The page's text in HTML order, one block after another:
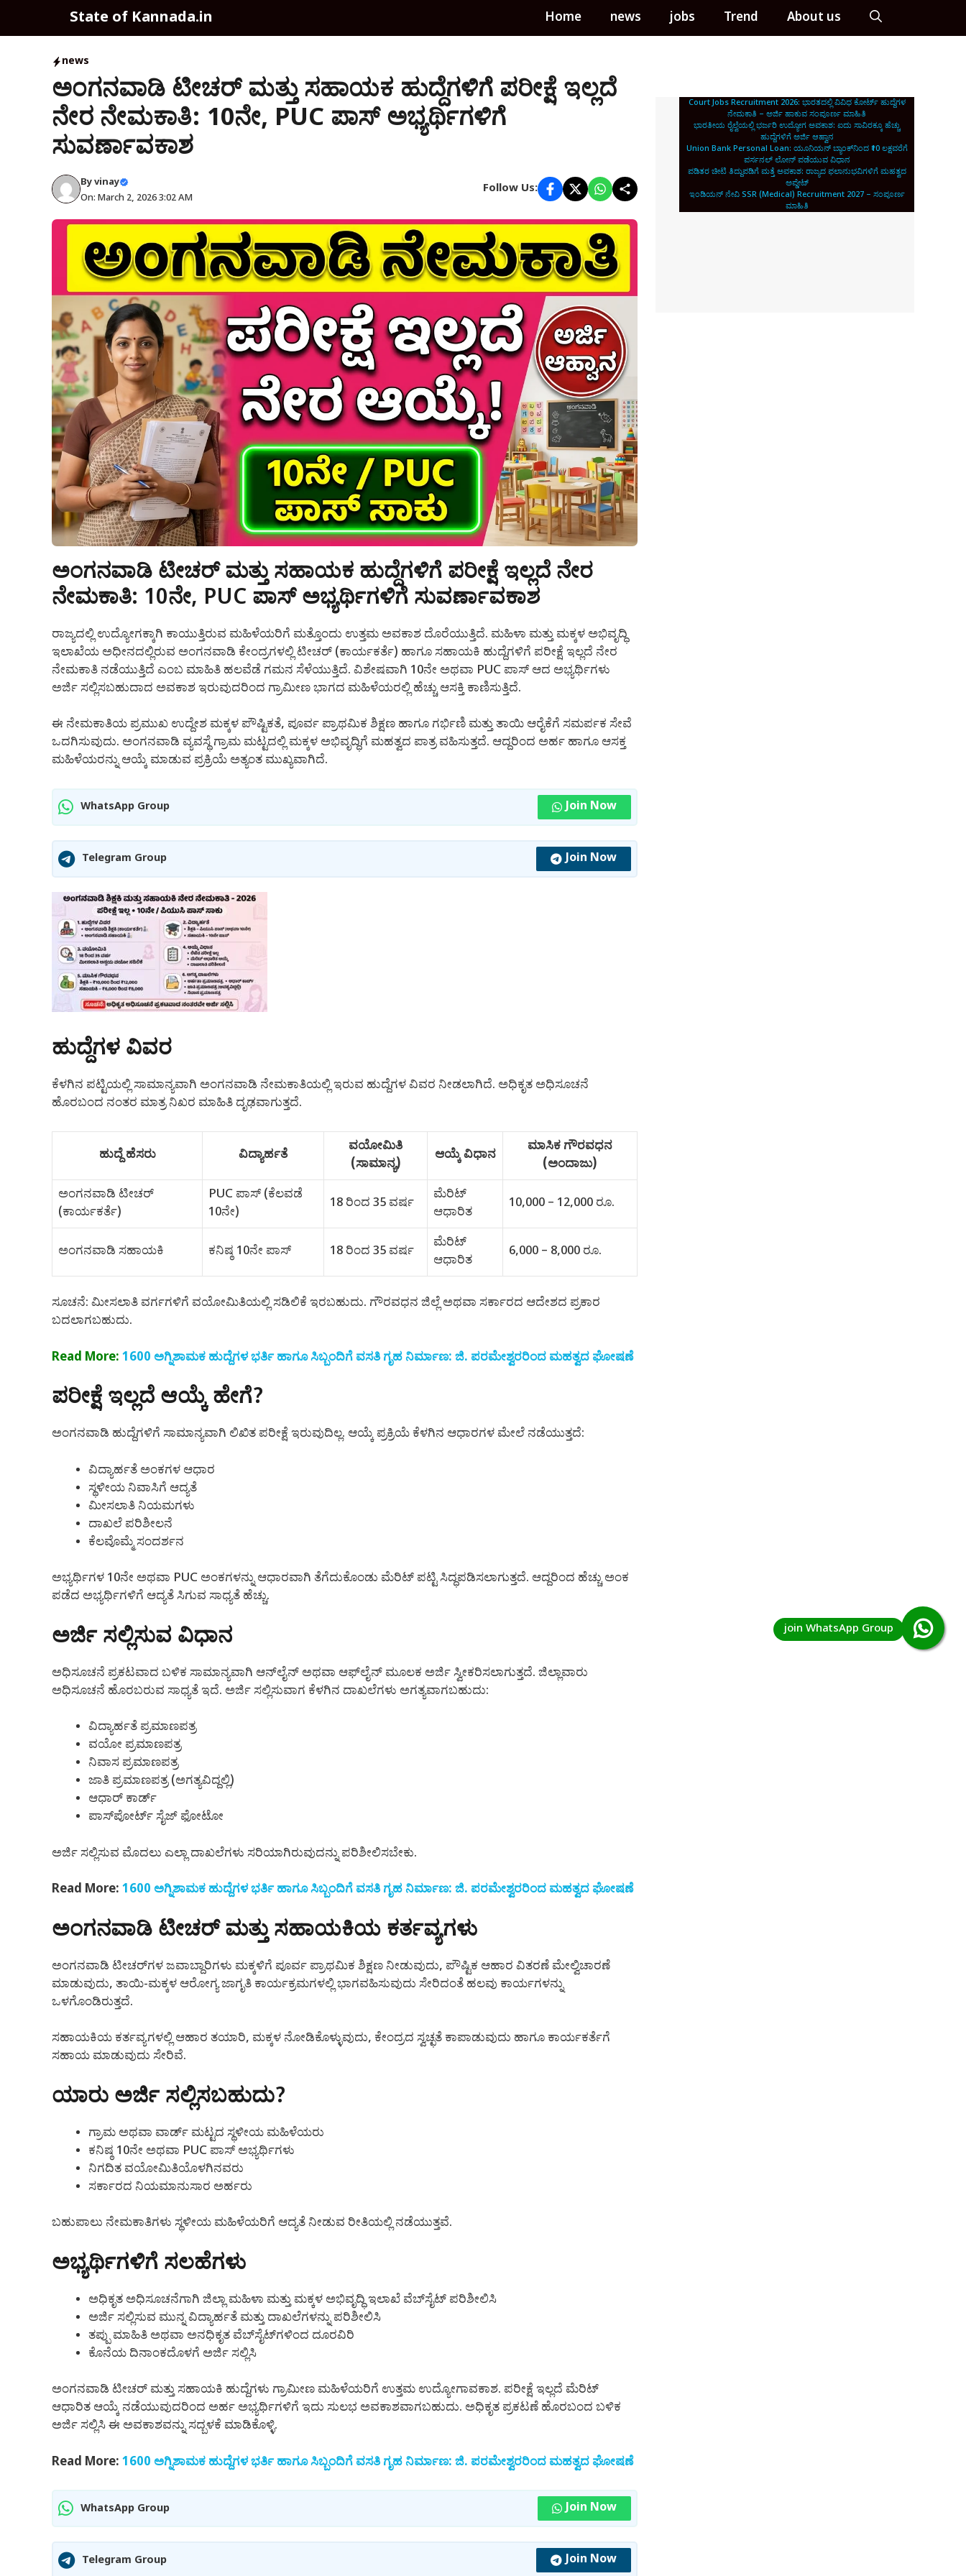
State of Kannada.in Home news jobs Trend About us
news
ಅಂಗನವಾಡಿ ಟೀಚರ್ ಮತ್ತು ಸಹಾಯಕ ಹುದ್ದೆಗಳಿಗೆ ಪರೀಕ್ಷೆ ಇಲ್ಲದೆ
ನೇರ ನೇಮಕಾತಿ: 10ನೇ, PUC ಪಾಸ್ ಅಭ್ಯರ್ಥಿಗಳಿಗೆ
ಸುವರ್ಣಾವಕಾಶ
Byvinay
On: March 2, 2026 3:02 AM
Follow Us:
ಅಂಗನವಾಡಿ ಟೀಚರ್ ಮತ್ತು ಸಹಾಯಕ ಹುದ್ದೆಗಳಿಗೆ ಪರೀಕ್ಷೆ ಇಲ್ಲದೆ ನೇರ
ನೇಮಕಾತಿ: 10ನೇ, PUC ಪಾಸ್ ಅಭ್ಯರ್ಥಿಗಳಿಗೆ ಸುವರ್ಣಾವಕಾಶ
ರಾಜ್ಯದಲ್ಲಿ ಉದ್ಯೋಗಕ್ಕಾಗಿ ಕಾಯುತ್ತಿರುವ ಮಹಿಳೆಯರಿಗೆ ಮತ್ತೊಂದು ಉತ್ತಮ ಅವಕಾಶ ದೊರೆಯುತ್ತಿದೆ. ಮಹಿಳಾ ಮತ್ತು ಮಕ್ಕಳ ಅಭಿವೃದ್ಧಿ
ಇಲಾಖೆಯ ಅಧೀನದಲ್ಲಿರುವ ಅಂಗನವಾಡಿ ಕೇಂದ್ರಗಳಲ್ಲಿ ಟೀಚರ್ (ಕಾರ್ಯಕರ್ತೆ) ಹಾಗೂ ಸಹಾಯಕಿ ಹುದ್ದೆಗಳಿಗೆ ಪರೀಕ್ಷೆ ಇಲ್ಲದೆ ನೇರ
ನೇಮಕಾತಿ ನಡೆಯುತ್ತಿದೆ ಎಂಬ ಮಾಹಿತಿ ಹಲವೆಡೆ ಗಮನ ಸೆಳೆಯುತ್ತಿದೆ. ವಿಶೇಷವಾಗಿ 10ನೇ ಅಥವಾ PUC ಪಾಸ್ ಆದ ಅಭ್ಯರ್ಥಿಗಳು
ಅರ್ಜಿ ಸಲ್ಲಿಸಬಹುದಾದ ಅವಕಾಶ ಇರುವುದರಿಂದ ಗ್ರಾಮೀಣ ಭಾಗದ ಮಹಿಳೆಯರಲ್ಲಿ ಹೆಚ್ಚು ಆಸಕ್ತಿ ಕಾಣಿಸುತ್ತಿದೆ.
ಈ ನೇಮಕಾತಿಯ ಪ್ರಮುಖ ಉದ್ದೇಶ ಮಕ್ಕಳ ಪೌಷ್ಟಿಕತೆ, ಪೂರ್ವ ಪ್ರಾಥಮಿಕ ಶಿಕ್ಷಣ ಹಾಗೂ ಗರ್ಭಿಣಿ ಮತ್ತು ತಾಯಿ ಆರೈಕೆಗೆ ಸಮರ್ಪಕ ಸೇವೆ
ಒದಗಿಸುವುದು. ಅಂಗನವಾಡಿ ವ್ಯವಸ್ಥೆ ಗ್ರಾಮ ಮಟ್ಟದಲ್ಲಿ ಮಕ್ಕಳ ಅಭಿವೃದ್ಧಿಗೆ ಮಹತ್ವದ ಪಾತ್ರ ವಹಿಸುತ್ತದೆ. ಆದ್ದರಿಂದ ಅರ್ಹ ಹಾಗೂ ಆಸಕ್ತ
ಮಹಿಳೆಯರನ್ನು ಆಯ್ಕೆ ಮಾಡುವ ಪ್ರಕ್ರಿಯೆ ಅತ್ಯಂತ ಮುಖ್ಯವಾಗಿದೆ.
WhatsApp Group Join Now
Telegram Group Join Now
ಹುದ್ದೆಗಳ ವಿವರ
ಕೆಳಗಿನ ಪಟ್ಟಿಯಲ್ಲಿ ಸಾಮಾನ್ಯವಾಗಿ ಅಂಗನವಾಡಿ ನೇಮಕಾತಿಯಲ್ಲಿ ಇರುವ ಹುದ್ದೆಗಳ ವಿವರ ನೀಡಲಾಗಿದೆ. ಅಧಿಕೃತ ಅಧಿಸೂಚನೆ
ಹೊರಬಂದ ನಂತರ ಮಾತ್ರ ನಿಖರ ಮಾಹಿತಿ ದೃಢವಾಗುತ್ತದೆ.
ಹುದ್ದೆ ಹೆಸರು ವಿದ್ಯಾರ್ಹತೆ
ವಯೋಮಿತಿ
(ಸಾಮಾನ್ಯ)
ಆಯ್ಕೆ ವಿಧಾನ
ಮಾಸಿಕ ಗೌರವಧನ
(ಅಂದಾಜು)
ಅಂಗನವಾಡಿ ಟೀಚರ್
(ಕಾರ್ಯಕರ್ತೆ)
PUC ಪಾಸ್ (ಕೆಲವಡೆ
10ನೇ)
18 ರಿಂದ 35 ವರ್ಷ
ಮೆರಿಟ್
ಆಧಾರಿತ
10,000 – 12,000 ರೂ.
ಅಂಗನವಾಡಿ ಸಹಾಯಕಿ ಕನಿಷ್ಠ 10ನೇ ಪಾಸ್ 18 ರಿಂದ 35 ವರ್ಷ
ಮೆರಿಟ್
ಆಧಾರಿತ
6,000 – 8,000 ರೂ.
ಸೂಚನೆ: ಮೀಸಲಾತಿ ವರ್ಗಗಳಿಗೆ ವಯೋಮಿತಿಯಲ್ಲಿ ಸಡಿಲಿಕೆ ಇರಬಹುದು. ಗೌರವಧನ ಜಿಲ್ಲೆ ಅಥವಾ ಸರ್ಕಾರದ ಆದೇಶದ ಪ್ರಕಾರ
ಬದಲಾಗಬಹುದು.
Read More: 1600 ಅಗ್ನಿಶಾಮಕ ಹುದ್ದೆಗಳ ಭರ್ತಿ ಹಾಗೂ ಸಿಬ್ಬಂದಿಗೆ ವಸತಿ ಗೃಹ ನಿರ್ಮಾಣ: ಜಿ. ಪರಮೇಶ್ವರರಿಂದ ಮಹತ್ವದ ಘೋಷಣೆ
ಪರೀಕ್ಷೆ ಇಲ್ಲದೆ ಆಯ್ಕೆ ಹೇಗೆ?
ಅಂಗನವಾಡಿ ಹುದ್ದೆಗಳಿಗೆ ಸಾಮಾನ್ಯವಾಗಿ ಲಿಖಿತ ಪರೀಕ್ಷೆ ಇರುವುದಿಲ್ಲ. ಆಯ್ಕೆ ಪ್ರಕ್ರಿಯೆ ಕೆಳಗಿನ ಆಧಾರಗಳ ಮೇಲೆ ನಡೆಯುತ್ತದೆ:
ವಿದ್ಯಾರ್ಹತೆ ಅಂಕಗಳ ಆಧಾರ
ಸ್ಥಳೀಯ ನಿವಾಸಿಗೆ ಆದ್ಯತೆ
ಮೀಸಲಾತಿ ನಿಯಮಗಳು
ದಾಖಲೆ ಪರಿಶೀಲನೆ
ಕೆಲವೊಮ್ಮೆ ಸಂದರ್ಶನ
ಅಭ್ಯರ್ಥಿಗಳ 10ನೇ ಅಥವಾ PUC ಅಂಕಗಳನ್ನು ಆಧಾರವಾಗಿ ತೆಗೆದುಕೊಂಡು ಮೆರಿಟ್ ಪಟ್ಟಿ ಸಿದ್ಧಪಡಿಸಲಾಗುತ್ತದೆ. ಆದ್ದರಿಂದ ಹೆಚ್ಚು ಅಂಕ
ಪಡೆದ ಅಭ್ಯರ್ಥಿಗಳಿಗೆ ಆದ್ಯತೆ ಸಿಗುವ ಸಾಧ್ಯತೆ ಹೆಚ್ಚು.
ಅರ್ಜಿ ಸಲ್ಲಿಸುವ ವಿಧಾನ
ಅಧಿಸೂಚನೆ ಪ್ರಕಟವಾದ ಬಳಿಕ ಸಾಮಾನ್ಯವಾಗಿ ಆನ್‌ಲೈನ್ ಅಥವಾ ಆಫ್‌ಲೈನ್ ಮೂಲಕ ಅರ್ಜಿ ಸ್ವೀಕರಿಸಲಾಗುತ್ತದೆ. ಜಿಲ್ಲಾವಾರು
ಅಧಿಸೂಚನೆ ಹೊರಬರುವ ಸಾಧ್ಯತೆ ಇದೆ. ಅರ್ಜಿ ಸಲ್ಲಿಸುವಾಗ ಕೆಳಗಿನ ದಾಖಲೆಗಳು ಅಗತ್ಯವಾಗಬಹುದು:
ವಿದ್ಯಾರ್ಹತೆ ಪ್ರಮಾಣಪತ್ರ
ವಯೋ ಪ್ರಮಾಣಪತ್ರ
ನಿವಾಸ ಪ್ರಮಾಣಪತ್ರ
ಜಾತಿ ಪ್ರಮಾಣಪತ್ರ (ಅಗತ್ಯವಿದ್ದಲ್ಲಿ)
ಆಧಾರ್ ಕಾರ್ಡ್
ಪಾಸ್‌ಪೋರ್ಟ್ ಸೈಜ್ ಫೋಟೋ
ಅರ್ಜಿ ಸಲ್ಲಿಸುವ ಮೊದಲು ಎಲ್ಲಾ ದಾಖಲೆಗಳು ಸರಿಯಾಗಿರುವುದನ್ನು ಪರಿಶೀಲಿಸಬೇಕು.
Read More: 1600 ಅಗ್ನಿಶಾಮಕ ಹುದ್ದೆಗಳ ಭರ್ತಿ ಹಾಗೂ ಸಿಬ್ಬಂದಿಗೆ ವಸತಿ ಗೃಹ ನಿರ್ಮಾಣ: ಜಿ. ಪರಮೇಶ್ವರರಿಂದ ಮಹತ್ವದ ಘೋಷಣೆ
ಅಂಗನವಾಡಿ ಟೀಚರ್ ಮತ್ತು ಸಹಾಯಕಿಯ ಕರ್ತವ್ಯಗಳು
ಅಂಗನವಾಡಿ ಟೀಚರ್‌ಗಳ ಜವಾಬ್ದಾರಿಗಳು ಮಕ್ಕಳಿಗೆ ಪೂರ್ವ ಪ್ರಾಥಮಿಕ ಶಿಕ್ಷಣ ನೀಡುವುದು, ಪೌಷ್ಟಿಕ ಆಹಾರ ವಿತರಣೆ ಮೇಲ್ವಿಚಾರಣೆ
ಮಾಡುವುದು, ತಾಯಿ-ಮಕ್ಕಳ ಆರೋಗ್ಯ ಜಾಗೃತಿ ಕಾರ್ಯಕ್ರಮಗಳಲ್ಲಿ ಭಾಗವಹಿಸುವುದು ಸೇರಿದಂತೆ ಹಲವು ಕಾರ್ಯಗಳನ್ನು
ಒಳಗೊಂಡಿರುತ್ತದೆ.
ಸಹಾಯಕಿಯ ಕರ್ತವ್ಯಗಳಲ್ಲಿ ಆಹಾರ ತಯಾರಿ, ಮಕ್ಕಳ ನೋಡಿಕೊಳ್ಳುವುದು, ಕೇಂದ್ರದ ಸ್ವಚ್ಛತೆ ಕಾಪಾಡುವುದು ಹಾಗೂ ಕಾರ್ಯಕರ್ತೆಗೆ
ಸಹಾಯ ಮಾಡುವುದು ಸೇರಿವೆ.
ಯಾರು ಅರ್ಜಿ ಸಲ್ಲಿಸಬಹುದು?
ಗ್ರಾಮ ಅಥವಾ ವಾರ್ಡ್ ಮಟ್ಟದ ಸ್ಥಳೀಯ ಮಹಿಳೆಯರು
ಕನಿಷ್ಠ 10ನೇ ಅಥವಾ PUC ಪಾಸ್ ಅಭ್ಯರ್ಥಿಗಳು
ನಿಗದಿತ ವಯೋಮಿತಿಯೊಳಗಿನವರು
ಸರ್ಕಾರದ ನಿಯಮಾನುಸಾರ ಅರ್ಹರು
ಬಹುಪಾಲು ನೇಮಕಾತಿಗಳು ಸ್ಥಳೀಯ ಮಹಿಳೆಯರಿಗೆ ಆದ್ಯತೆ ನೀಡುವ ರೀತಿಯಲ್ಲಿ ನಡೆಯುತ್ತವೆ.
ಅಭ್ಯರ್ಥಿಗಳಿಗೆ ಸಲಹೆಗಳು
ಅಧಿಕೃತ ಅಧಿಸೂಚನೆಗಾಗಿ ಜಿಲ್ಲಾ ಮಹಿಳಾ ಮತ್ತು ಮಕ್ಕಳ ಅಭಿವೃದ್ಧಿ ಇಲಾಖೆ ವೆಬ್‌ಸೈಟ್ ಪರಿಶೀಲಿಸಿ
ಅರ್ಜಿ ಸಲ್ಲಿಸುವ ಮುನ್ನ ವಿದ್ಯಾರ್ಹತೆ ಮತ್ತು ದಾಖಲೆಗಳನ್ನು ಪರಿಶೀಲಿಸಿ
ತಪ್ಪು ಮಾಹಿತಿ ಅಥವಾ ಅನಧಿಕೃತ ವೆಬ್‌ಸೈಟ್‌ಗಳಿಂದ ದೂರವಿರಿ
ಕೊನೆಯ ದಿನಾಂಕದೊಳಗೆ ಅರ್ಜಿ ಸಲ್ಲಿಸಿ
ಅಂಗನವಾಡಿ ಟೀಚರ್ ಮತ್ತು ಸಹಾಯಕಿ ಹುದ್ದೆಗಳು ಗ್ರಾಮೀಣ ಮಹಿಳೆಯರಿಗೆ ಉತ್ತಮ ಉದ್ಯೋಗಾವಕಾಶ. ಪರೀಕ್ಷೆ ಇಲ್ಲದೆ ಮೆರಿಟ್
ಆಧಾರಿತ ಆಯ್ಕೆ ನಡೆಯುವುದರಿಂದ ಅರ್ಹ ಅಭ್ಯರ್ಥಿಗಳಿಗೆ ಇದು ಸುಲಭ ಅವಕಾಶವಾಗಬಹುದು. ಅಧಿಕೃತ ಪ್ರಕಟಣೆ ಹೊರಬಂದ ಬಳಿಕ
ಅರ್ಜಿ ಸಲ್ಲಿಸಿ ಈ ಅವಕಾಶವನ್ನು ಸದ್ಬಳಕೆ ಮಾಡಿಕೊಳ್ಳಿ.
Read More: 1600 ಅಗ್ನಿಶಾಮಕ ಹುದ್ದೆಗಳ ಭರ್ತಿ ಹಾಗೂ ಸಿಬ್ಬಂದಿಗೆ ವಸತಿ ಗೃಹ ನಿರ್ಮಾಣ: ಜಿ. ಪರಮೇಶ್ವರರಿಂದ ಮಹತ್ವದ ಘೋಷಣೆ
WhatsApp Group Join Now
Telegram Group Join Now
Court Jobs Recruitment 2026: ಭಾರತದಲ್ಲಿ ವಿವಿಧ ಕೋರ್ಟ್ ಹುದ್ದೆಗಳ
ನೇಮಕಾತಿ – ಅರ್ಜಿ ಹಾಕುವ ಸಂಪೂರ್ಣ ಮಾಹಿತಿ
ಭಾರತೀಯ ರೈಲ್ವೆಯಲ್ಲಿ ಭರ್ಜರಿ ಉದ್ಯೋಗ ಅವಕಾಶ: ಐದು ಸಾವಿರಕ್ಕೂ ಹೆಚ್ಚು
ಹುದ್ದೆಗಳಿಗೆ ಅರ್ಜಿ ಆಹ್ವಾನ
Union Bank Personal Loan: ಯೂನಿಯನ್ ಬ್ಯಾಂಕ್‌ನಿಂದ ₹10 ಲಕ್ಷವರೆಗೆ
ಪರ್ಸನಲ್ ಲೋನ್ ಪಡೆಯುವ ವಿಧಾನ
ಪಡಿತರ ಚೀಟಿ ತಿದ್ದುಪಡಿಗೆ ಮತ್ತೆ ಅವಕಾಶ: ರಾಜ್ಯದ ಫಲಾನುಭವಿಗಳಿಗೆ ಮಹತ್ವದ
ಅಪ್ಡೇಟ್
ಇಂಡಿಯನ್ ನೇವಿ SSR (Medical) Recruitment 2027 – ಸಂಪೂರ್ಣ
ಮಾಹಿತಿ